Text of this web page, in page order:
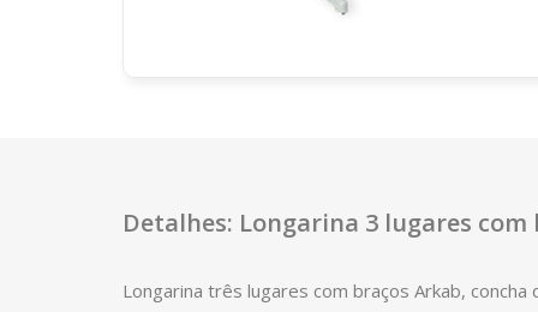
Detalhes: Longarina 3 lugares com
Longarina três lugares com braços Arkab, concha